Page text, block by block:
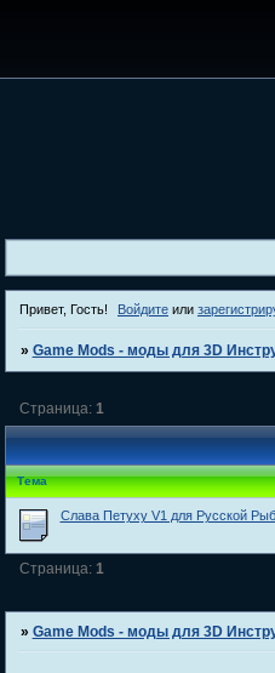
Привет, Гость! Войдите или
» Game Mods - моды для 3D
Страница: 1
Тема
Слава Петуху V1 для Русской
Страница: 1
» Game Mods - моды для 3D